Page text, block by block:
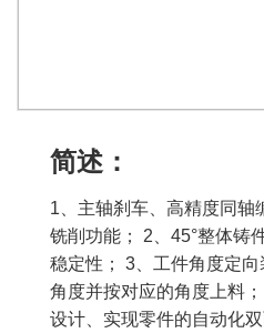
简述：
1、主轴刹车、高精度同轴
铣削功能； 2、45°整体铸
稳定性； 3、工件角度定
角度并按对应的角度上料
设计、实现零件的自动化